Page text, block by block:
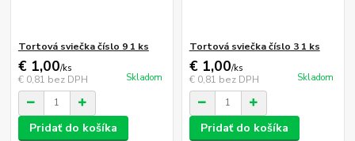
Tortová sviečka číslo 9 1 ks
€ 1,00/ks
€ 0,81 bez DPH Skladom
Pridať do košíka
Tortová sviečka číslo 3 1 ks
€ 1,00/ks
€ 0,81 bez DPH Skladom
Pridať do košíka